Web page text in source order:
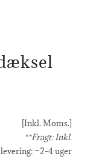
[Inkl. Moms.]
**Fragt: Inkl.
~2-4 uger